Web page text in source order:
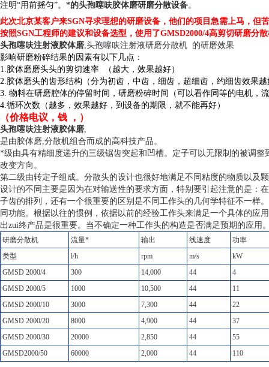
注明“用前摇匀”。 *的头孢噻呋胶体磨研磨分散设备。
此次北京某客户来SGN寻求理想的研磨设备，他们的项目急需上马，但
按照SGN工程师的建议和设备选型，使用了GMSD2000/4高剪切研磨分
头孢噻呋注射液胶体磨,头孢噻呋注射液研磨分散机 的研磨效果
影响研磨粉碎结果的因素有以下几点：
1.胶体磨磨头头的剪切速率 （越大，效果越好）
2.胶体磨头的齿形结构（分为初齿，中齿，细齿，超细齿，约细齿效果越
3. 物料在研磨腔体的停留时间，研磨粉碎时间（可以看作同等的电机，
4.循环次数（越多，效果越好，到设备的期限，就不能再好）
（价格电议，钱 ，）
头孢噻呋注射液胶体磨,
是由胶体磨,分散机组合而成的高科技产品。
*级由具有精细度递升的三级锯齿突起和凹槽。定子可以无限制的被调
改变方向。
第二级由转定子组成。分散头的设计也很好地满足不同粘度的物质以及
设计的不同主要是因为在对输送性的要求方面，特别要引起注意的是：
子齿的排列，还有一个很重要的区别是不同工作头的几何学特征不一样
同功能。根据以往的惯例，依据以前的经验工作头来满足一个具体的
出zui终产品是很重要。当不确定一种工作头的构造是否满足预期的应用
研磨分散机 流量* 输出 线速度
功率
类型
l/h rpm m/s
kW
GMSD 2000/4
300 14,000 44
4
GMSD 2000/5
1000 10,500 44
11
GMSD 2000/10
3000 7,300 44
22
GMSD 2000/20
8000 4,900 44
37
GMSD 2000/30
20000 2,850 44
55
GMSD2000/50
60000 2,000 44 110